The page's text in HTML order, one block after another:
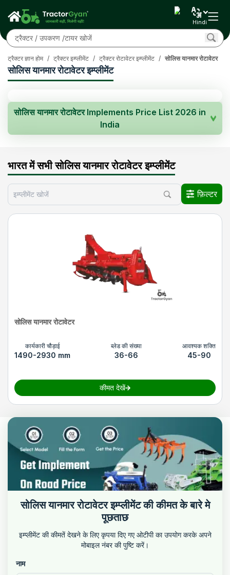
Hindi
सोलिस यानमार रोटावेटर इम्प्लीमेंट
ट्रैक्टर ज्ञान होम / ट्रैक्टर इम्प्लीमेंट / ट्रैक्टर रोटावेटर इम्प्लीमेंट / सोलिस यानमार रोटावेटर
सोलिस यानमार रोटावेटर Implements Price List 2026 in
India
सोलिस यानमार रोटावेटर 45-90 100000 - 115000
यहाँ क्लिक करें
भारत में सभी सोलिस यानमार रोटावेटर इम्प्लीमेंट
फ़िल्टर
सोलिस यानमार रोटावेटर
कार्यकारी चौड़ाई
1490-2930 mm
ब्लेड की संख्या
36-66
आवश्यक शक्ति
45-90
कीमत देखें
सोलिस यानमार रोटावेटर इम्प्लीमेंट की कीमत के बारे मे
पूछताछ
इम्प्लीमेंट की कीमतें देखने के लिए कृपया दिए गए ओटीपी का उपयोग करके अपने
मोबाइल नंबर की पुष्टि करें।
नाम